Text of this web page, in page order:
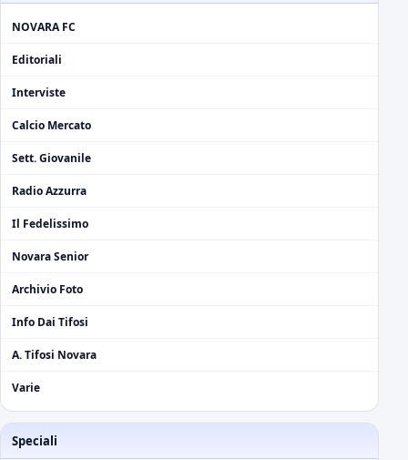
NOVARA FC
Editoriali
Interviste
Calcio Mercato
Sett. Giovanile
Radio Azzurra
Il Fedelissimo
Novara Senior
Archivio Foto
Info Dai Tifosi
A. Tifosi Novara
Varie
Speciali